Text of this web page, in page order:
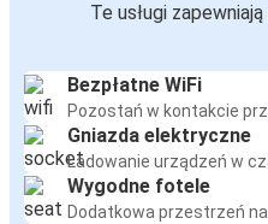
Te usługi
Bezpłatne WiFi
Pozostań w kontakcie
Gniazda elektryczne
Ładowanie urządzeń w
Wygodne fotele
Dodatkowa przestrzeń